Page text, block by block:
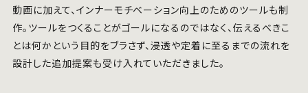
動画に加えて、インナーモチベーション向上のためのツールも制
作。ツールをつくることがゴールになるのではなく、伝えるべきこ
とは何かという目的をブラさず、浸透や定着に至るまでの流れを
設計した追加提案も受け入れていただきました。